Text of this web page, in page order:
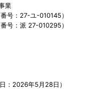
業
号：27-ユ-010145）
号：派 27-010295）
：2026年5月28日）